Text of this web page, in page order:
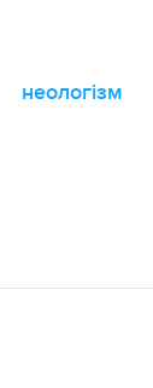
неологізм